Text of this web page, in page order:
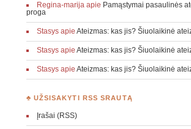
Regina-marijaapie Pamąstymai pasaulinės
proga
Stasysapie Ateizmas: kas jis? Šiuolaikinė
Stasysapie Ateizmas: kas jis? Šiuolaikinė
Stasysapie Ateizmas: kas jis? Šiuolaikinė
♣ UŽSISAKYTI RSS SRAUTĄ
Įrašai (RSS)